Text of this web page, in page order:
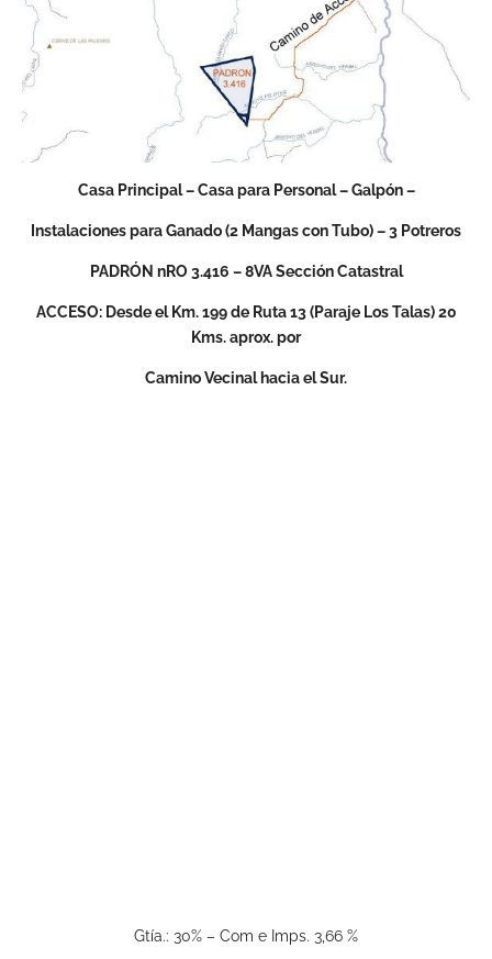
Casa Principal – Casa para Personal – Galpón –
Instalaciones para Ganado (2 Mangas con Tubo) – 3 Potreros
PADRÓN nRO 3.416 – 8VA Sección Catastral
ACCESO: Desde el Km. 199 de Ruta 13 (Paraje Los Talas) 20
Kms. aprox. por
Camino Vecinal hacia el Sur.
Gtía.: 30% – Com e Imps. 3,66 %